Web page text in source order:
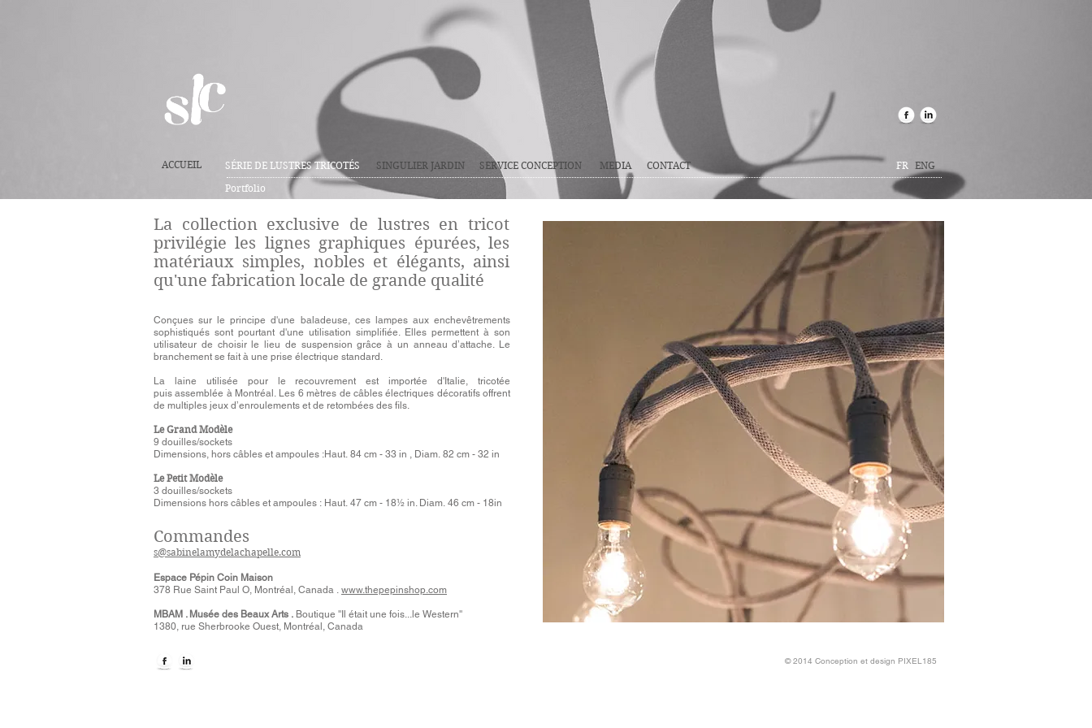
Portfolio
FR ENG
ACCUEIL SÉRIE DE LUSTRES TRICOTÉS SINGULIER JARDIN SERVICE CONCEPTION MEDIA CONTACT
La collection exclusive de lustres en tricot
privilégie les lignes graphiques épurées, les
matériaux simples, nobles et élégants, ainsi
qu'une fabrication locale de grande qualité
Conçues sur le principe d'une baladeuse, ces lampes aux enchevêtrements
sophistiqués sont pourtant d'une utilisation simplifiée. Elles permettent à son
utilisateur de choisir le lieu de suspension grâce à un anneau d’attache. Le
branchement se fait à une prise électrique standard.
La laine utilisée pour le recouvrement est importée d'Italie, tricotée
puis assemblée à Montréal. Les 6 mètres de câbles électriques décoratifs offrent
de multiples jeux d’enroulements et de retombées des fils.
Le Grand Modèle
9 douilles/sockets
Dimensions, hors câbles et ampoules :Haut. 84 cm - 33 in , Diam. 82 cm - 32 in
Le Petit Modèle
3 douilles/sockets
Dimensions hors câbles et ampoules : Haut. 47 cm - 18½ in. Diam. 46 cm - 18in
Commandes
s@sabinelamydelachapelle.com
Espace Pépin Coin Maison
378 Rue Saint Paul O, Montréal, Canada . www.thepepinshop.com
MBAM . Musée des Beaux Arts . Boutique ''Il était une fois...le Western''
1380, rue Sherbrooke Ouest, Montréal, Canada
décors sur mesure, vitrines, lancements presse, salons professionnels, événements
corporatifs, stylisme photo, aménagements intérieurs, objets décoratifs sur mesure,
emballages, présentoirs, service de conseil en présentation visuelle, plans d’action en
décoration, conception d'outils adaptés à vos besoins, optimisation de vos ressources
visuelles, magasinage, stylisme en décoration, échéancier de livraison du projet,forfaits
sur mesure, window displays, press launches, trade shows, corporate events, photo
styling, interior design, custom-designed decorative objects, packaging, displays, visual
presentation consulting service, decoration action plan, tool design adapted to your
needs, optimization of your existing visual resources, shopping, decor styling, project
implementation schedule,customizable
​© 2014 Conception et design PIXEL185